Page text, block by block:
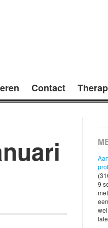
Contact
9